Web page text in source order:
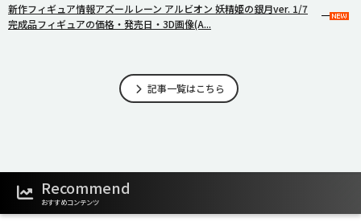
新作フィギュア情報アズールレーン アルビオン 妖精姫の銀月ver. 1/7
完成品フィギュアの価格・発売日・3D画像(A...
記事一覧はこちら
Recommend
おすすめコンテンツ